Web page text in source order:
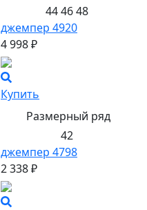
44 46 48
джемпер 4920
4 998 ₽
Купить
Размерный ряд
42
джемпер 4798
2 338 ₽